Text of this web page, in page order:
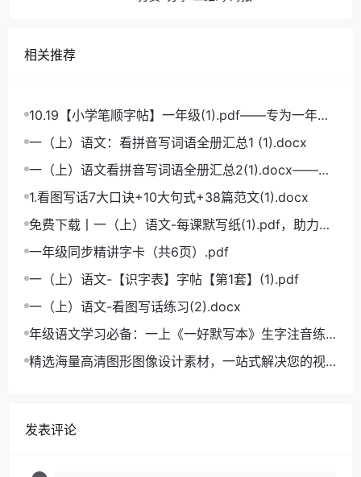
相关推荐
10.19【小学笔顺字帖】一年级(1).pdf——专为一年级
学生打造的笔顺练习宝典
一（上）语文：看拼音写词语全册汇总1 (1).docx
一（上）语文看拼音写词语全册汇总2(1).docx——小
学语文拼音学习的必备利器
1.看图写话7大口诀+10大句式+38篇范文(1).docx
免费下载丨一（上）语文-每课默写纸(1).pdf，助力小
学语文成绩飞跃
一年级同步精讲字卡（共6页）.pdf
一（上）语文-【识字表】字帖【第1套】(1).pdf
一（上）语文-看图写话练习(2).docx
年级语文学习必备：一上《一好默写本》生字注音练
习电子版，助力孩子打好基础
精选海量高清图形图像设计素材，一站式解决您的视
发表评论